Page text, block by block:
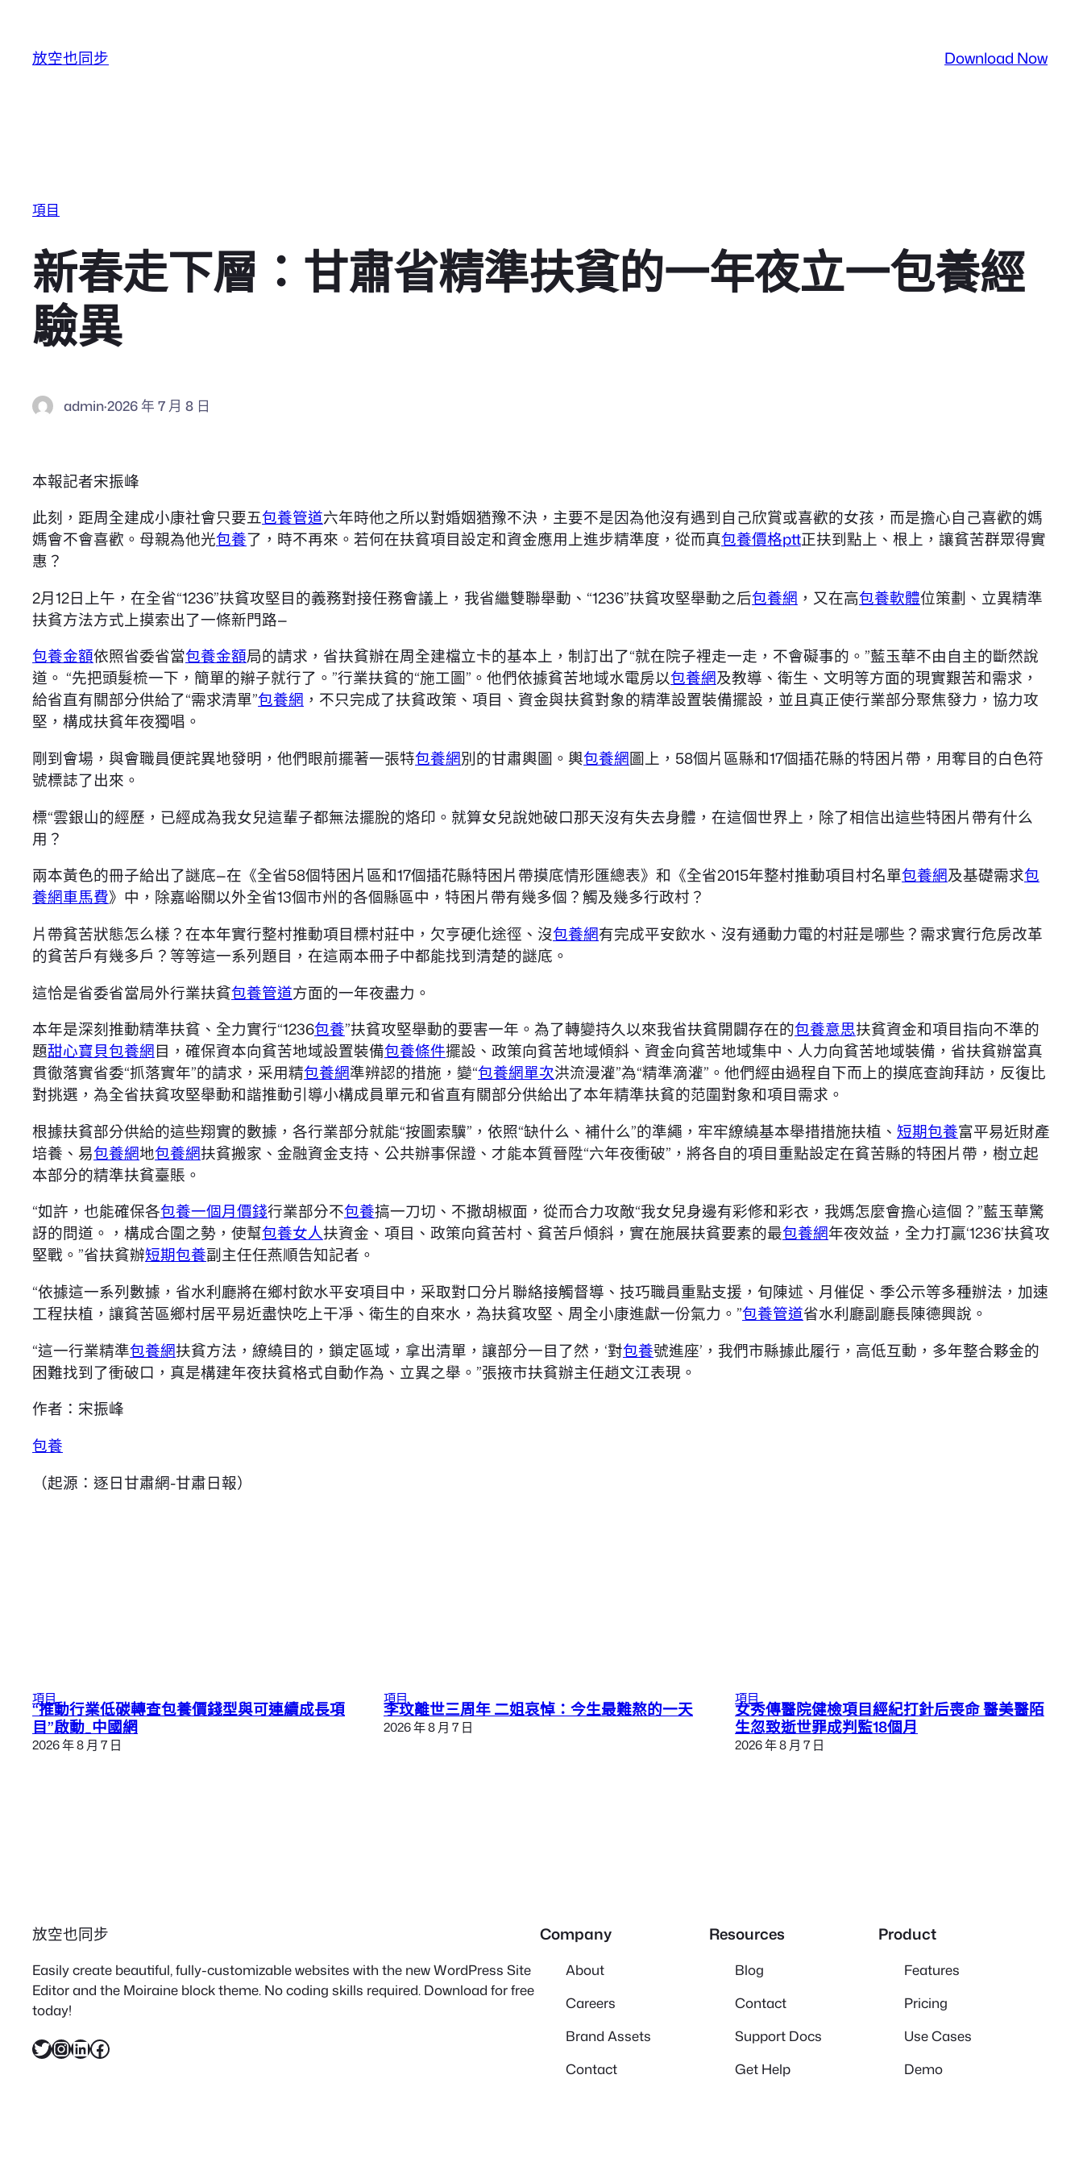
放空也同步 Download Now
項目
新春走下層：甘肅省精準扶貧的一年夜立一包養經
驗異
admin·2026 年 7 月 8 日
本報記者宋振峰
此刻，距周全建成小康社會只要五包養管道六年時他之所以對婚姻猶豫不決，主要不是因為他沒有遇到自己欣賞或喜歡的女孩，而是擔心自己喜歡的媽
媽會不會喜歡。母親為他光包養了，時不再來。若何在扶貧項目設定和資金應用上進步精準度，從而真包養價格ptt正扶到點上、根上，讓貧苦群眾得實
惠？
2月12日上午，在全省“1236”扶貧攻堅目的義務對接任務會議上，我省繼雙聯舉動、“1236”扶貧攻堅舉動之后包養網 ，又在高包養軟體位策劃、立異精準
扶貧方法方式上摸索出了一條新門路—
包養金額依照省委省當包養金額局的請求，省扶貧辦在周全建檔立卡的基本上，制訂出了“就在院子裡走一走，不會礙事的。”藍玉華不由自主的斷然說
道。 “先把頭髮梳一下，簡單的辮子就行了。”行業扶貧的“施工圖”。他們依據貧苦地域水電房以包養網及教導、衛生、文明等方面的現實艱苦和需求，
給省直有關部分供給了“需求清單”包養網 ，不只完成了扶貧政策、項目、資金與扶貧對象的精準設置裝備擺設，並且真正使行業部分聚焦發力，協力攻
堅，構成扶貧年夜獨唱。
剛到會場，與會職員便詫異地發明，他們眼前擺著一張特包養網別的甘肅輿圖。輿包養網圖上，58個片區縣和17個插花縣的特困片帶，用奪目的白色符
號標誌了出來。
標“雲銀山的經歷，已經成為我女兒這輩子都無法擺脫的烙印。就算女兒說她破口那天沒有失去身體，在這個世界上，除了相信出這些特困片帶有什么
用？
兩本黃色的冊子給出了謎底—在《全省58個特困片區和17個插花縣特困片帶摸底情形匯總表》和《全省2015年整村推動項目村名單包養網及基礎需求包
養網車馬費》中，除嘉峪關以外全省13個市州的各個縣區中，特困片帶有幾多個？觸及幾多行政村？
片帶貧苦狀態怎么樣？在本年實行整村推動項目標村莊中，欠亨硬化途徑、沒包養網有完成平安飲水、沒有通動力電的村莊是哪些？需求實行危房改革
的貧苦戶有幾多戶？等等這一系列題目，在這兩本冊子中都能找到清楚的謎底。
這恰是省委省當局外行業扶貧包養管道方面的一年夜盡力。
本年是深刻推動精準扶貧、全力實行“1236包養”扶貧攻堅舉動的要害一年。為了轉變持久以來我省扶貧開闢存在的包養意思扶貧資金和項目指向不準的
題甜心寶貝包養網目，確保資本向貧苦地域設置裝備包養條件擺設、政策向貧苦地域傾斜、資金向貧苦地域集中、人力向貧苦地域裝備，省扶貧辦當真
貫徹落實省委“抓落實年”的請求，采用精包養網準辨認的措施，變“包養網單次洪流漫灌”為“精準滴灌”。他們經由過程自下而上的摸底查詢拜訪，反復比
對挑選，為全省扶貧攻堅舉動和諧推動引導小構成員單元和省直有關部分供給出了本年精準扶貧的范圍對象和項目需求。
根據扶貧部分供給的這些翔實的數據，各行業部分就能“按圖索驥”，依照“缺什么、補什么”的準繩，牢牢繚繞基本舉措措施扶植、 短期包養富平易近財產
培養、易包養網地包養網扶貧搬家、金融資金支持、公共辦事保證、才能本質晉陞“六年夜衝破”，將各自的項目重點設定在貧苦縣的特困片帶，樹立起
本部分的精準扶貧臺賬。
“如許，也能確保各包養一個月價錢行業部分不包養搞一刀切、不撒胡椒面，從而合力攻敵“我女兒身邊有彩修和彩衣，我媽怎麼會擔心這個？”藍玉華驚
訝的問道。，構成合圍之勢，使幫包養女人扶資金、項目、政策向貧苦村、貧苦戶傾斜，實在施展扶貧要素的最包養網年夜效益，全力打贏‘1236’扶貧攻
堅戰。”省扶貧辦短期包養副主任任燕順告知記者。
“依據這一系列數據，省水利廳將在鄉村飲水平安項目中，采取對口分片聯絡接觸督導、技巧職員重點支援，旬陳述、月催促、季公示等多種辦法，加速
工程扶植，讓貧苦區鄉村居平易近盡快吃上干凈、衛生的自來水，為扶貧攻堅、周全小康進獻一份氣力。”包養管道省水利廳副廳長陳德興說。
“這一行業精準包養網扶貧方法，繚繞目的，鎖定區域，拿出清單，讓部分一目了然，‘對包養號進座’，我們市縣據此履行，高低互動，多年整合夥金的
困難找到了衝破口，真是構建年夜扶貧格式自動作為、立異之舉。”張掖市扶貧辦主任趙文江表現。
作者：宋振峰
包養
（起源：逐日甘肅網-甘肅日報）
項目
“推動行業低碳轉查包養價錢型與可連續成長項
目”啟動_中國網
2026 年 8 月 7 日
項目
李玟離世三周年 二姐哀悼：今生最難熬的一天
2026 年 8 月 7 日
項目
女秀傳醫院健檢項目經紀打針后喪命 醫美醫陌
生忽致逝世罪成判監18個月
2026 年 8 月 7 日
放空也同步
Easily create beautiful, fully-customizable websites with the new WordPress Site
Editor and the Moiraine block theme. No coding skills required. Download for free
today!
X InstagramLinkedIn Facebook
Company
About
Careers
Brand Assets
Contact
Resources
Blog
Contact
Support Docs
Get Help
Product
Features
Pricing
Use Cases
Demo